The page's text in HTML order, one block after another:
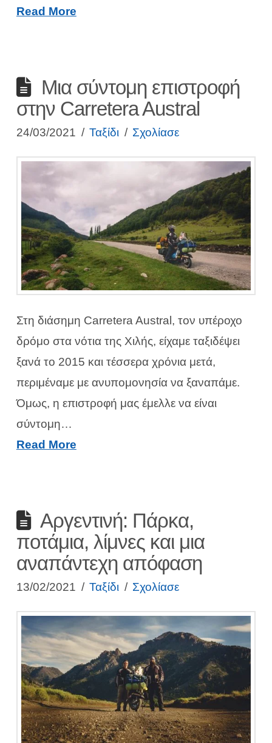
Read More
Μια σύντομη επιστροφή
στην Carretera Austral
24/03/2021 Ταξίδι Σχολίασε
Στη διάσημη Carretera Austral, τον υπέροχο
δρόμο στα νότια της Χιλής, είχαμε ταξιδέψει
ξανά το 2015 και τέσσερα χρόνια μετά,
περιμέναμε με ανυπομονησία να ξαναπάμε.
Όμως, η επιστροφή μας έμελλε να είναι
σύντομη…
Read More
Αργεντινή: Πάρκα,
ποτάμια, λίμνες και μια
αναπάντεχη απόφαση
13/02/2021 Ταξίδι Σχολίασε